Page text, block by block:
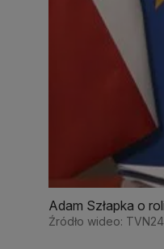
Adam Szłapka o
Źródło wideo: TVN24